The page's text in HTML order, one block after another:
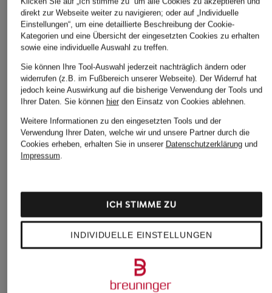
POLO RALPH
MRS & HUGS
Taschenanhänger
29,99 €
MCM
Taschenanhänger
direkt zur Webseite weiter zu navigieren; oder auf „Individuelle
Einstellungen“, um eine detaillierte Beschreibung der Cookie-
Kategorien und eine Übersicht der eingesetzten Cookies zu erhalten
sowie eine individuelle Auswahl zu treffen.
Sie können Ihre Tool-Auswahl jederzeit nachträglich ändern oder
widerrufen (z.B. im Fußbereich unserer Webseite). Der Widerruf hat
jedoch keine Auswirkung auf die bisherige Verwendung der Tools und
Ihrer Daten. Sie können hierden Einsatz von Cookies ablehnen.
Weitere Informationen zu den eingesetzten Tools und der
Verwendung Ihrer Daten, welche wir und unsere Partner durch die
Cookies erheben, erhalten Sie in unserer Datenschutzerklärungund
Impressum.
INDIVIDUELLE EINSTELLUNGEN
ICH STIMME ZU